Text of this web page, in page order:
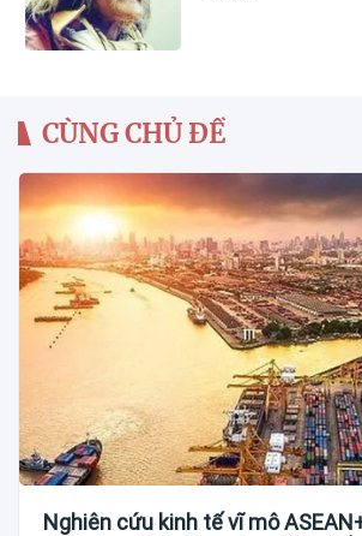
CÙNG CHỦ ĐỀ
Nghiên cứu kinh tế vĩ mô